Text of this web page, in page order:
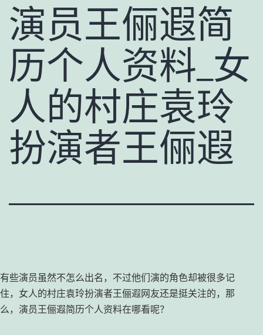
演员王俪遐简
历个人资料_女
人的村庄袁玲
扮演者王俪遐
有些演员虽然不怎么出名，不过他们演的角色却被很多记
住，女人的村庄袁玲扮演者王俪遐网友还是挺关注的，那
么，演员王俪遐简历个人资料在哪看呢？